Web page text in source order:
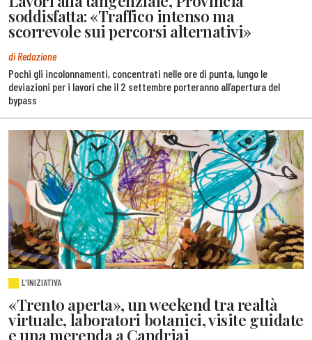
soddisfatta: «Traffico intenso ma
scorrevole sui percorsi alternativi»
di Redazione
Pochi gli incolonnamenti, concentrati nelle ore di punta, lungo le
deviazioni per i lavori che il 2 settembre porteranno all’apertura del
bypass
L'INIZIATIVA
«Trento aperta», un weekend tra realtà
virtuale, laboratori botanici, visite guidate
e una merenda a Candriai